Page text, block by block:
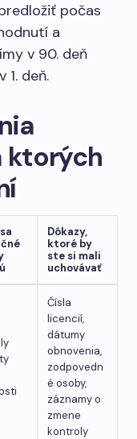
počas
a
v 90. deň
1. deň.
ktorých
Dôkazy,
ktoré by
ste si mali
uchovávať
Čísla
licencií,
dátumy
obnovenia,
zodpovedn
é osoby,
záznamy o
zmene
kontroly